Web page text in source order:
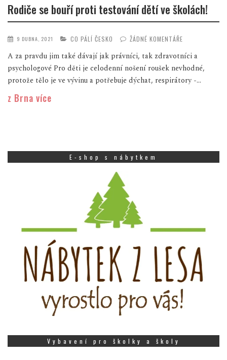
Rodiče se bouří proti testování dětí ve školách!
9 DUBNA, 2021 CO PÁLÍ ČESKO ŽÁDNÉ KOMENTÁŘE
A za pravdu jim také dávají jak právníci, tak zdravotníci a
psychologové Pro děti je celodenní nošení roušek nevhodné,
protože tělo je ve vývinu a potřebuje dýchat, respirátory -...
z Brna více
E-shop s nábytkem
Vybavení pro školky a školy